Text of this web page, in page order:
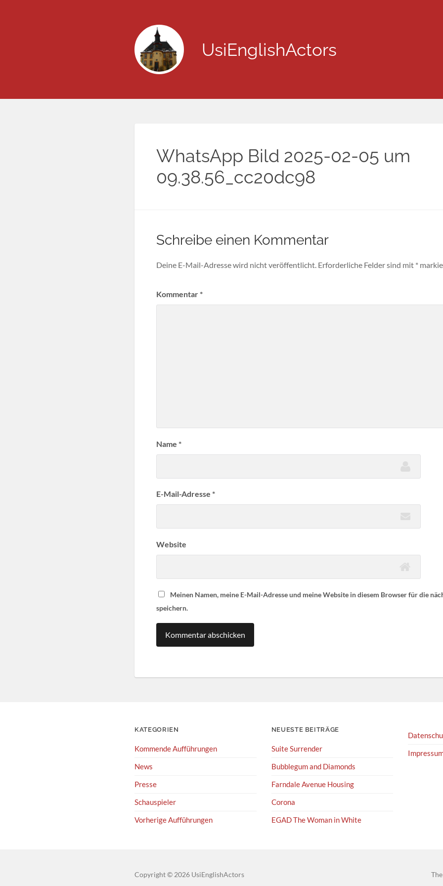
UsiEnglishActors
WhatsApp Bild 2025-02-05 um
09.38.56_cc20dc98
Schreibe einen Kommentar
Deine E-Mail-Adresse wird nicht veröffentlicht. Erforderliche Felder sind mit *
Kommentar*
Name *
E-Mail-Adresse *
Website
Meinen Namen, meine E-Mail-Adresse und meine Website in diesem Browser für die
speichern.
KATEGORIEN
Kommende Aufführungen
News
Presse
Schauspieler
Vorherige Aufführungen
NEUESTE BEITRÄGE
Suite Surrender
Bubblegum and Diamonds
Farndale Avenue Housing
Corona
EGAD The Woman in White
Copyright© 2026 UsiEnglishActors